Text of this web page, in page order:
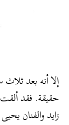
إلا أنه بعد
حقيقة. فقد